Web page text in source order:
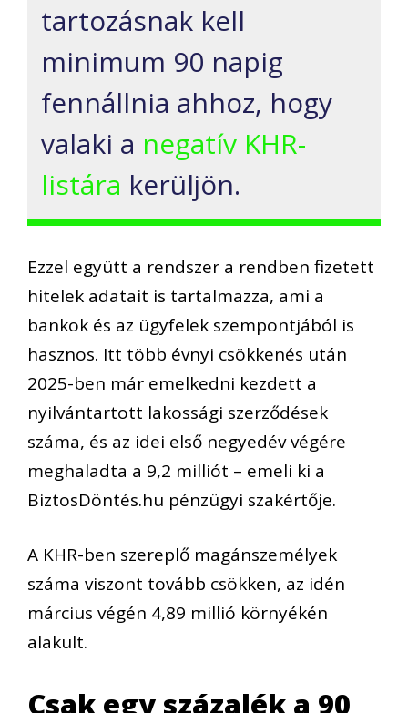
tartozásnak kell
minimum 90 napig
fennállnia ahhoz, hogy
valaki a negatív KHR-
listára kerüljön.
Ezzel együtt a rendszer a rendben fizetett
hitelek adatait is tartalmazza, ami a
bankok és az ügyfelek szempontjából is
hasznos. Itt több évnyi csökkenés után
2025-ben már emelkedni kezdett a
nyilvántartott lakossági szerződések
száma, és az idei első negyedév végére
meghaladta a 9,2 milliót – emeli ki a
BiztosDöntés.hu pénzügyi szakértője.
A KHR-ben szereplő magánszemélyek
száma viszont tovább csökken, az idén
március végén 4,89 millió környékén
alakult.
Csak egy százalék a 90